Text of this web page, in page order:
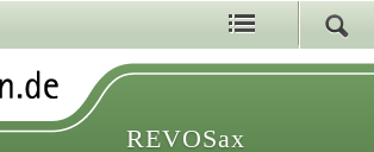
REVOSax